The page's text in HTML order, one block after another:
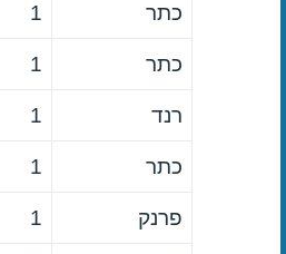
כתר 1
כתר 1
רנד 1
כתר 1
פרנק 1